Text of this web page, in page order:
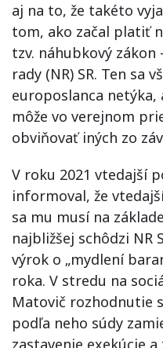
aj na to, že takéto
tom, ako začal platiť
tzv. náhubkový
rady (NR) SR. Ten sa
europoslanca
môže vo verejnom
obviňovať iných zo
V roku 2021 vtedajší
informoval, že
sa mu musí na
najbližšej schôdzi NR
výrok o „mydlení
roka. V stredu na
Matovič rozhodnutie
podľa neho súdy
zastavenie exekúcie a